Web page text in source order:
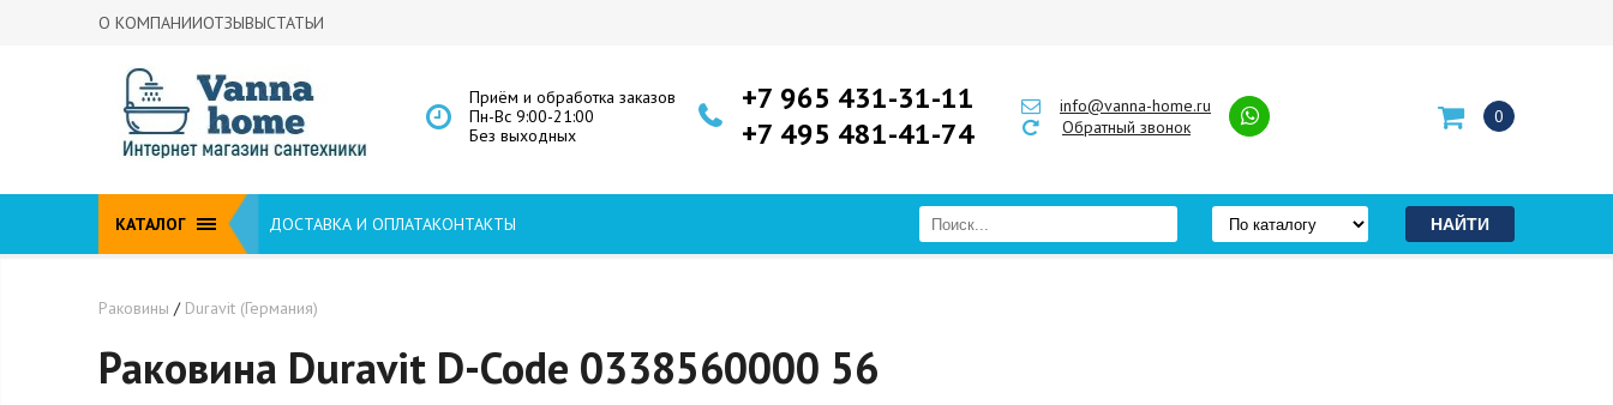
О КОМПАНИИОТЗЫВЫСТАТЬИ
Приём и обработка заказов
Пн-Вс 9:00-21:00
Без выходных
+7 965 431-31-11
+7 495 481-41-74
info@vanna-home.ru
Обратный звонок
0
КАТАЛОГ ДОСТАВКА И ОПЛАТАКОНТАКТЫ
Раковины / Duravit (Германия)
Раковина Duravit D-Code 0338560000 56